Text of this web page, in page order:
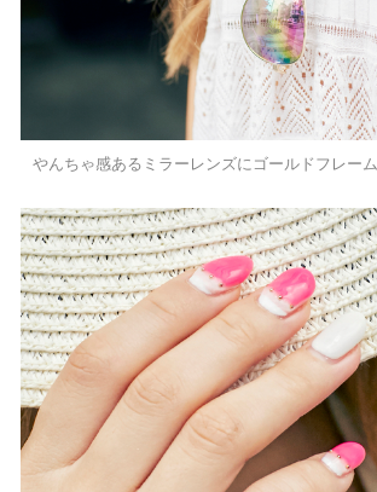
やんちゃ感あるミラーレンズにゴールドフレーム